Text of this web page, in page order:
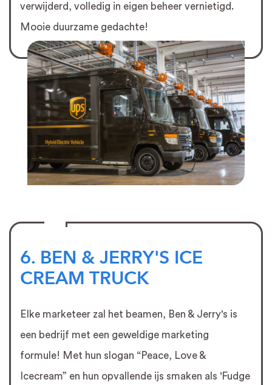
verwijderd, volledig in eigen beheer vernietigd.
Mooie duurzame gedachte!
6. BEN & JERRY'S ICE
CREAM TRUCK
Elke marketeer zal het beamen, Ben & Jerry's is
een bedrijf met een geweldige marketing
formule! Met hun slogan “Peace, Love &
Icecream” en hun opvallende ijs smaken als 'Fudge